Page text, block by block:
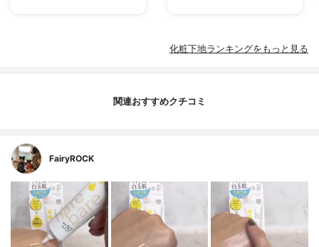
化粧下地ランキングをもっと見る
関連おすすめクチコミ
FairyROCK